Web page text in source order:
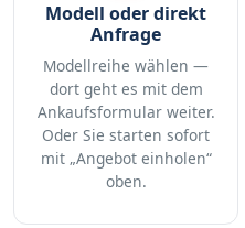
Modell oder direkt
Anfrage
Modellreihe wählen —
dort geht es mit dem
Ankaufsformular weiter.
Oder Sie starten sofort
mit „Angebot einholen“
oben.